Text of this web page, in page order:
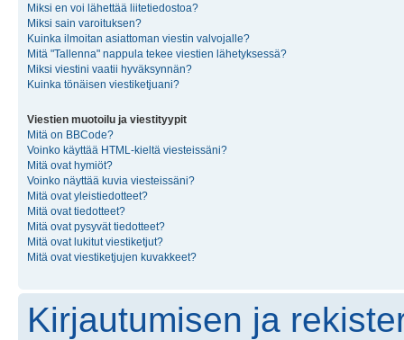
Miksi en voi lähettää liitetiedostoa?
Miksi sain varoituksen?
Kuinka ilmoitan asiattoman viestin valvojalle?
Mitä "Tallenna" nappula tekee viestien lähetyksessä?
Miksi viestini vaatii hyväksynnän?
Kuinka tönäisen viestiketjuani?
Viestien muotoilu ja viestityypit
Mitä on BBCode?
Voinko käyttää HTML-kieltä viesteissäni?
Mitä ovat hymiöt?
Voinko näyttää kuvia viesteissäni?
Mitä ovat yleistiedotteet?
Mitä ovat tiedotteet?
Mitä ovat pysyvät tiedotteet?
Mitä ovat lukitut viestiketjut?
Mitä ovat viestiketjujen kuvakkeet?
Kirjautumisen ja